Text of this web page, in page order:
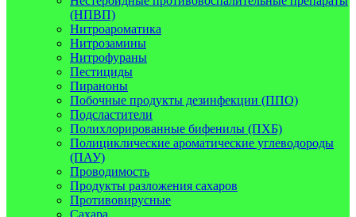
(НПВП)
Нитроароматика
Нитрозамины
Нитрофураны
Пестициды
Пираноны
Побочные продукты дезинфекции (ППО)
Подсластители
Полихлорированные бифенилы (ПХБ)
Полициклические ароматические углеводороды
(ПАУ)
Проводимость
Продукты разложения сахаров
Противовирусные
Сахара